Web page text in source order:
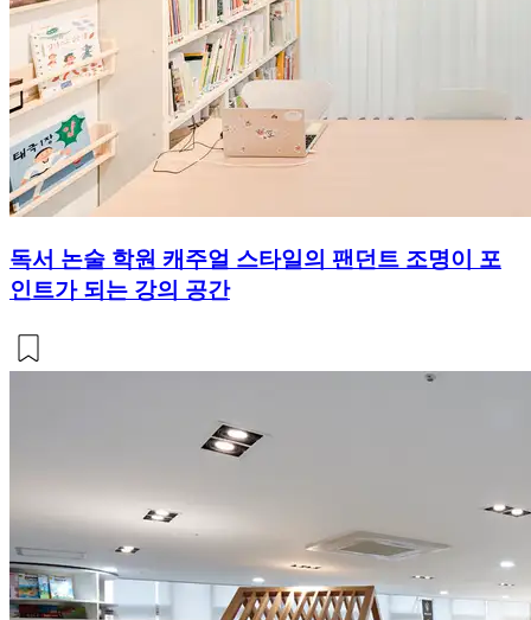
독서 논술 학원 캐주얼 스타일의 팬던트 조명이 포
인트가 되는 강의 공간